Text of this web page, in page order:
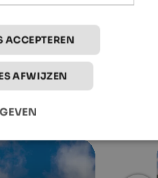
ACCEPTEREN
AFWIJZEN